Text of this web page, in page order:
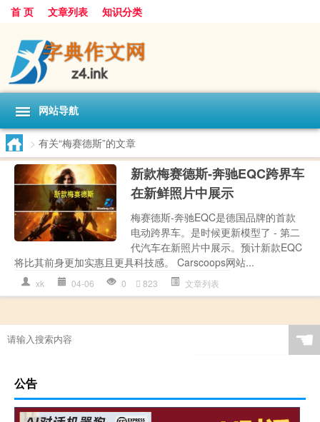
首 页 文章列表 知识分类
网站导航
> 有关“梅赛德斯”的文章
新款梅赛德斯-奔驰EQC跨界车
在新鲜照片中展示
梅赛德斯-奔驰EQC是德国品牌的首款
电动跨界车。是时候更新模型了 - 第二
代汽车在新照片中展示。预计新款EQC
将比其前身更加实惠且更具科技感。 Carscoops网站...
xk 04-06 0 823 文章列表
☚
公告